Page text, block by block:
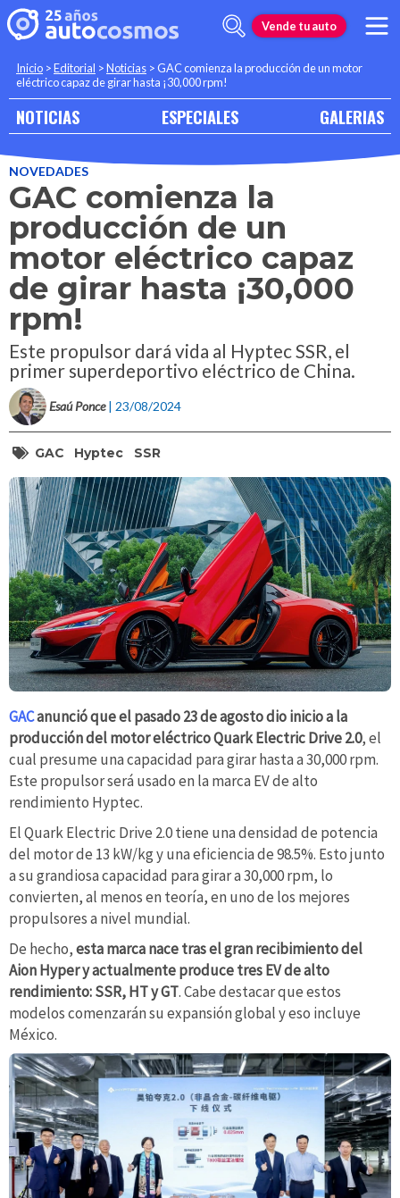
Vende tu auto
Inicio >Editorial >Noticias >GAC comienza la producción de un motor
eléctrico capaz de girar hasta ¡30,000 rpm!
NOTICIAS ESPECIALES GALERIAS
NOVEDADES
GAC comienza la
producción de un
motor eléctrico capaz
de girar hasta ¡30,000
rpm!
Este propulsor dará vida al Hyptec SSR, el
primer superdeportivo eléctrico de China.
Esaú Ponce | 23/08/2024
GAC Hyptec SSR
GACanunció que el pasado 23 de agosto dio inicio a la
producción del motor eléctrico Quark Electric Drive 2.0, el
cual presume una capacidad para girar hasta a 30,000 rpm.
Este propulsor será usado en la marca EV de alto
rendimiento Hyptec.
El Quark Electric Drive 2.0 tiene una densidad de potencia
del motor de 13 kW/kg y una eficiencia de 98.5%. Esto junto
a su grandiosa capacidad para girar a 30,000 rpm, lo
convierten, al menos en teoría, en uno de los mejores
propulsores a nivel mundial.
De hecho,esta marca nace tras el gran recibimiento del
Aion Hyper y actualmente produce tres EV de alto
rendimiento: SSR, HT y GT. Cabe destacar que estos
modelos comenzarán su expansión global y eso incluye
México.